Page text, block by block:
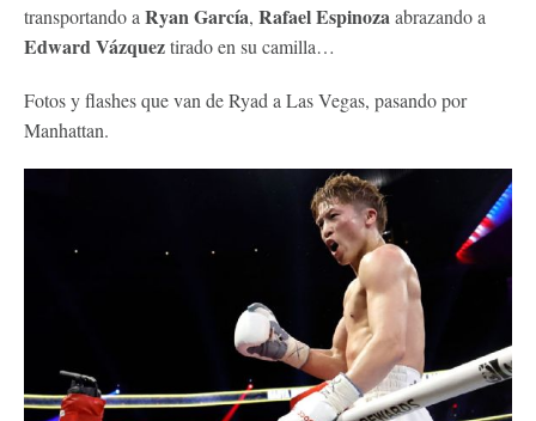
transportando a Ryan García, Rafael Espinozaabrazando a
Edward Vázqueztirado en su camilla…
Fotos y flashes que van de Ryad a Las Vegas, pasando por
Manhattan.